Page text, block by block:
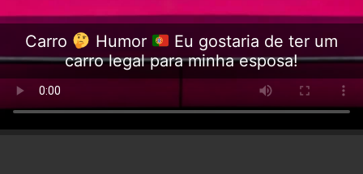
Carro Humor
Eu gostaria de ter um
carro legal para minha esposa!